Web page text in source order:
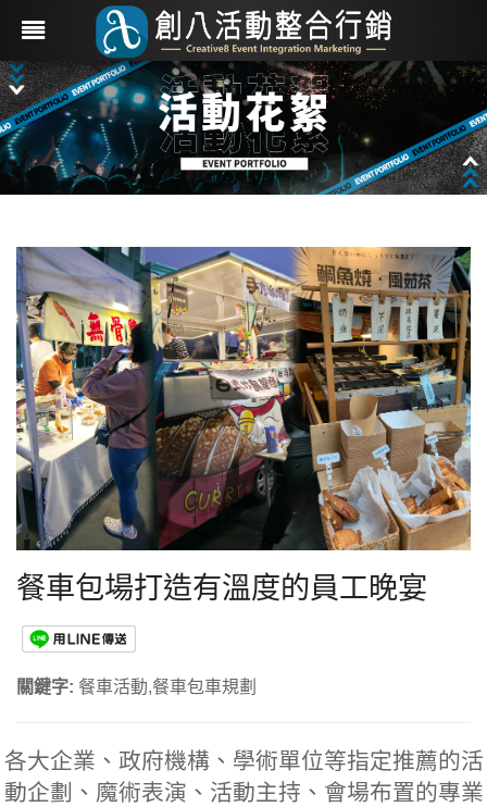
餐車包場打造有溫度的員工晚宴
關鍵字: 餐車活動,餐車包車規劃
各大企業、政府機構、學術單位等指定推薦的活
動企劃、魔術表演、活動主持、會場布置的專業